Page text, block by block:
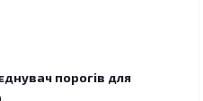
порогів для